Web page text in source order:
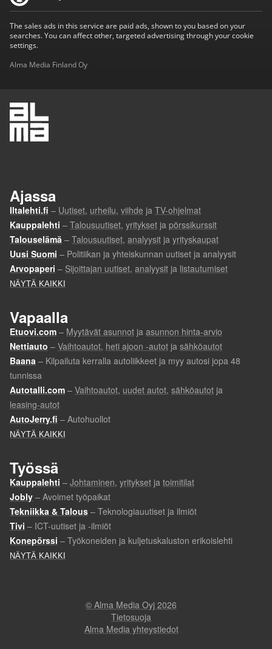
The sales ads in this service are paid ads, shown to you based on your
searches. You can affect other, targeted advertising through your cookie
settings.
Alma Media Finland Oy